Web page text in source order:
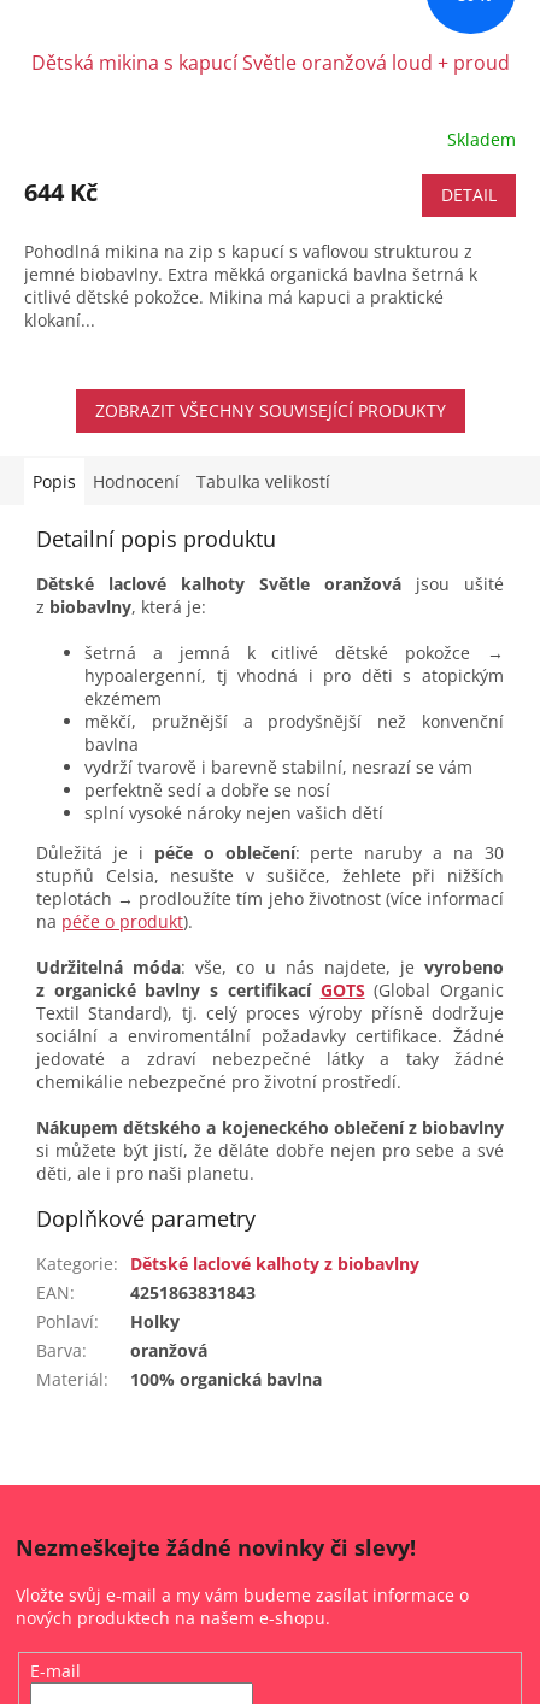
Dětská mikina s kapucí Světle oranžová loud + proud
Skladem
644 Kč DETAIL
Pohodlná mikina na zip s kapucí s vaflovou strukturou z
jemné biobavlny. Extra měkká organická bavlna šetrná k
citlivé dětské pokožce. Mikina má kapuci a praktické
klokaní...
ZOBRAZIT VŠECHNY SOUVISEJÍCÍ PRODUKTY
Popis Hodnocení Tabulka velikostí
Detailní popis produktu
Dětské laclové kalhoty Světle oranžová jsou ušité
z biobavlny, která je:
šetrná a jemná k citlivé dětské pokožce →
hypoalergenní, tj vhodná i pro děti s atopickým
ekzémem
měkčí, pružnější a prodyšnější než konvenční
bavlna
vydrží tvarově i barevně stabilní, nesrazí se vám
perfektně sedí a dobře se nosí
splní vysoké nároky nejen vašich dětí
Důležitá je i péče o oblečení: perte naruby a na 30
stupňů Celsia, nesušte v sušičce, žehlete při nižších
teplotách → prodloužíte tím jeho životnost (více informací
na péče o produkt).
Udržitelná móda: vše, co u nás najdete, je vyrobeno
z organické bavlny s certifikací GOTS (Global Organic
Textil Standard), tj. celý proces výroby přísně dodržuje
sociální a enviromentální požadavky certifikace. Žádné
jedovaté a zdraví nebezpečné látky a taky žádné
chemikálie nebezpečné pro životní prostředí.
Nákupem dětského a kojeneckého oblečení z biobavlny
si můžete být jistí, že děláte dobře nejen pro sebe a své
děti, ale i pro naši planetu.
Doplňkové parametry
Kategorie:
Dětské laclové kalhoty z biobavlny
EAN:
4251863831843
Pohlaví:
Holky
Barva:
oranžová
Materiál: 100% organická bavlna
Nezmeškejte žádné novinky či slevy!
Vložte svůj e-mail a my vám budeme zasílat informace o
nových produktech na našem e-shopu.
E-mail